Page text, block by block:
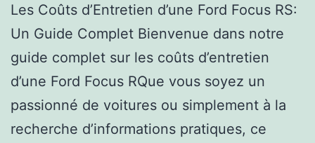
Les Coûts d’Entretien d’une Ford Focus RS:
Un Guide Complet Bienvenue dans notre
guide complet sur les coûts d’entretien
d’une Ford Focus RQue vous soyez un
passionné de voitures ou simplement à la
recherche d’informations pratiques, ce